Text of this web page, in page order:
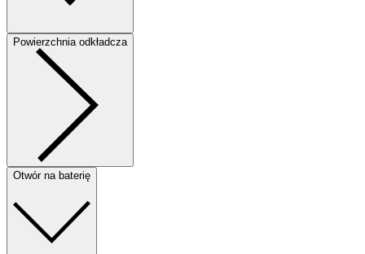
Powierzchnia odkładcza
Otwór na baterię